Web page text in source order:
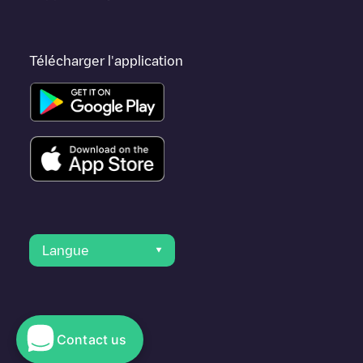
Télécharger l'application
Langue
© 2023 Electromaps
Contact us